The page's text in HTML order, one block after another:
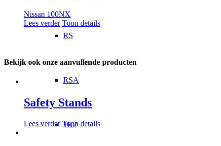
RS
RSA
1K2
Nissan 100NX
Lees verder Toon details
Bekijk ook onze aanvullende producten
Safety Stands
Lees verder Toon details